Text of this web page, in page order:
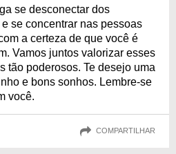
se desconectar dos
se concentrar nas pessoas
a certeza de que você é
Vamos juntos valorizar esses
tão poderosos. Te desejo uma
e bons sonhos. Lembre-se
você.
COMPARTILHAR